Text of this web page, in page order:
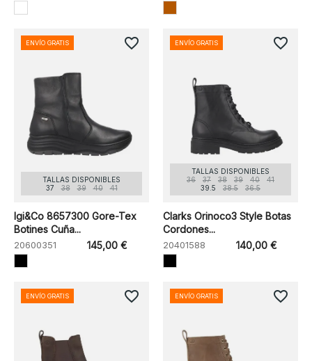
TALLAS DISPONIBLES
37
38 39 40 41
Igi&Co 8657300 Gore-Tex
Botines Cuña...
20600351 145,00 €
ENVÍO GRATIS favorite_border
TALLAS DISPONIBLES
36
37 38 39 40
41
39.5
38.5 36.5
Clarks Orinoco3 Style Botas
Cordones...
20401588 140,00 €
ENVÍO GRATIS favorite_border
ENVÍO GRATIS favorite_border ENVÍO GRATIS favorite_border